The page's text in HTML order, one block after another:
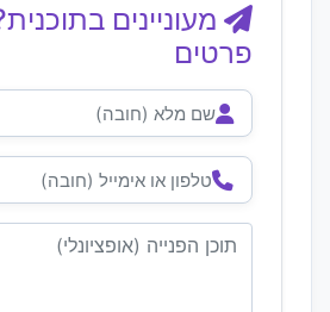
מעוניינים
פרטים